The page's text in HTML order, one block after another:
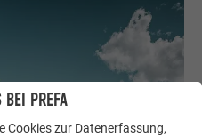
PREFA
Cookies zur Datenerfassung,